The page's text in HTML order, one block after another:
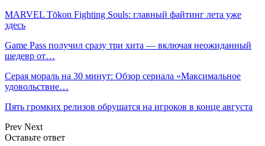
MARVEL Tōkon Fighting Souls: главный файтинг лета уже
здесь
Game Pass получил сразу три хита — включая неожиданный
шедевр от…
Серая мораль на 30 минут: Обзор сериала «Максимальное
удовольствие…
Пять громких релизов обрушатся на игроков в конце августа
Prev Next
Оставьте ответ